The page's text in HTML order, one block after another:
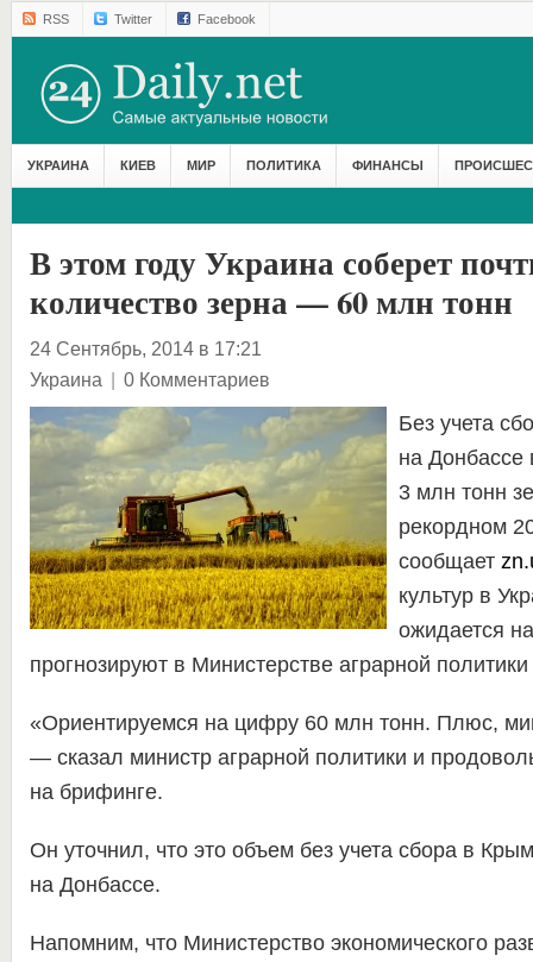
RSS Twitter Facebook
УКРАИНА КИЕВ МИР ПОЛИТИКА ФИНАНСЫ
В этом году Украина соберет
количество зерна — 60 млн тонн
24 Сентябрь, 2014 в 17:21
Украина | 0 Комментариев
Без учета
на Донбассе
3 млн тонн
рекордном
сообщает
культур в
ожидается
прогнозируют в Министерстве аграрной
«Ориентируемся на цифру 60 млн тонн. Плюс,
— сказал министр аграрной политики и
на брифинге.
Он уточнил, что это объем без учета сбора в
на Донбассе.
Напомним, что Министерство экономического